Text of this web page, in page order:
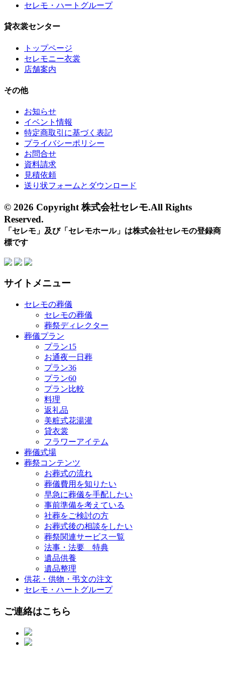
セレモ・ハートグループ
貸衣裳センター
トップページ
セレモニー衣裳
店舗案内
その他
お知らせ
イベント情報
特定商取引に基づく表記
プライバシーポリシー
お問合せ
資料請求
見積依頼
送り状フォームとダウンロード
© 2026 Copyright 株式会社セレモ.All Rights
Reserved.
「セレモ」及び「セレモホール」は株式会社セレモの登録商
標です
サイトメニュー
セレモの葬儀
セレモの葬儀
葬祭ディレクター
葬儀プラン
プラン15
お通夜一日葬
プラン36
プラン60
プラン比較
料理
返礼品
美粧式花湯灌
貸衣裳
フラワーアイテム
葬儀式場
葬祭コンテンツ
お葬式の流れ
葬儀費用を知りたい
早急に葬儀を手配したい
事前準備を考えている
社葬をご検討の方
お葬式後の相談をしたい
葬祭関連サービス一覧
法事・法要 特典
遺品供養
遺品整理
供花・供物・弔文の注文
セレモ・ハートグループ
ご連絡はこちら